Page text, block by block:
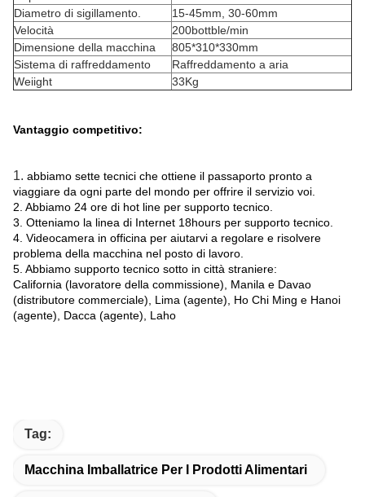
Diametro di sigillamento.
15-45mm, 30-60mm
Velocità
200bottble/min
Dimensione della macchina
805*310*330mm
Sistema di raffreddamento
Raffreddamento a aria
Weiight
33Kg
Vantaggio competitivo:
1. abbiamo sette tecnici che ottiene il passaporto pronto a
viaggiare da ogni parte del mondo per offrire il servizio voi.
2. Abbiamo 24 ore di hot line per supporto tecnico.
3. Otteniamo la linea di Internet 18hours per supporto tecnico.
4. Videocamera in officina per aiutarvi a regolare e risolvere
problema della macchina nel posto di lavoro.
5. Abbiamo supporto tecnico sotto in città straniere:
California (lavoratore della commissione), Manila e Davao
(distributore commerciale), Lima (agente), Ho Chi Ming e Hanoi
(agente), Dacca (agente), Laho
Tag:
Macchina Imballatrice Per I Prodotti Alimentari